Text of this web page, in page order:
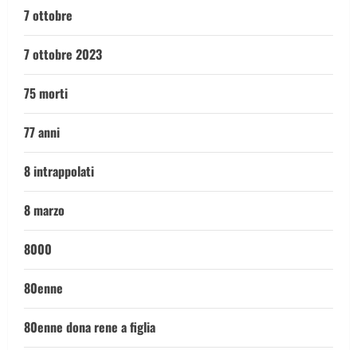
7 ottobre
7 ottobre 2023
75 morti
77 anni
8 intrappolati
8 marzo
8000
80enne
80enne dona rene a figlia